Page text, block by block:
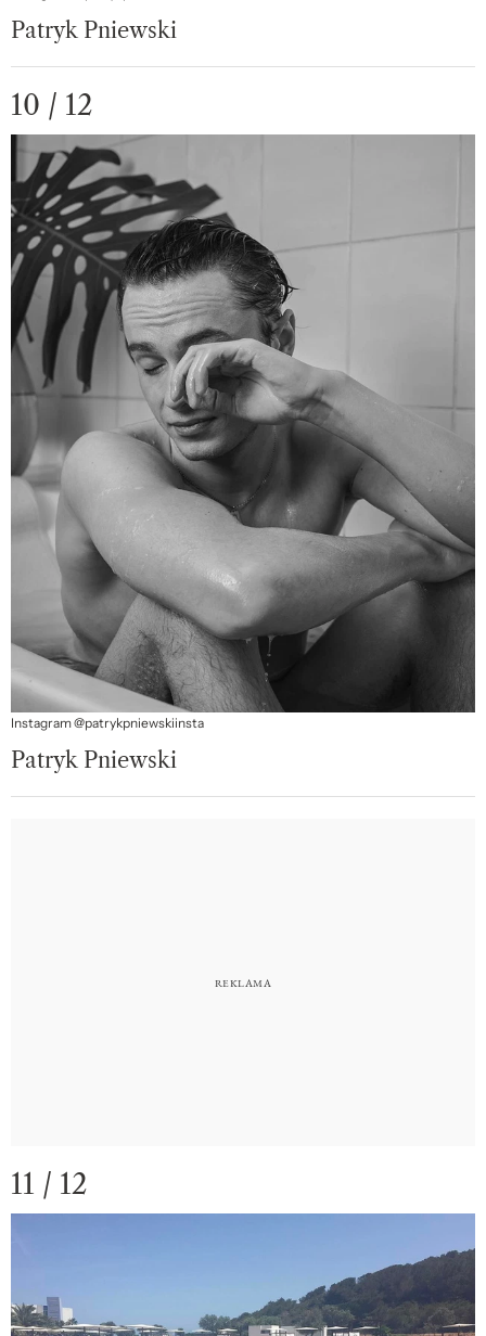
Patryk Pniewski
10 / 12
Instagram @patrykpniewskiinsta
Patryk Pniewski
11 / 12